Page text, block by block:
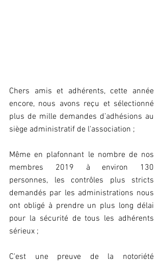
Chers amis et adhérents, cette année
encore, nous avons reçu et sélectionné
plus de mille demandes d’adhésions au
siège administratif de l'association ;
Même en plafonnant le nombre de nos
membres 2019 à environ 130
personnes, les contrôles plus stricts
demandés par les administrations nous
ont obligé à prendre un plus long délai
pour la sécurité de tous les adhérents
sérieux ;
C'est une preuve de la notoriété